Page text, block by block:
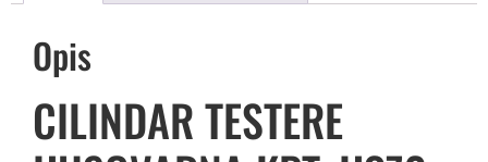
Opis
CILINDAR TESTERE